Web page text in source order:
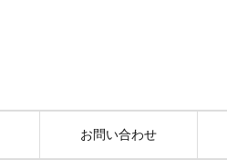
お問い合わせ